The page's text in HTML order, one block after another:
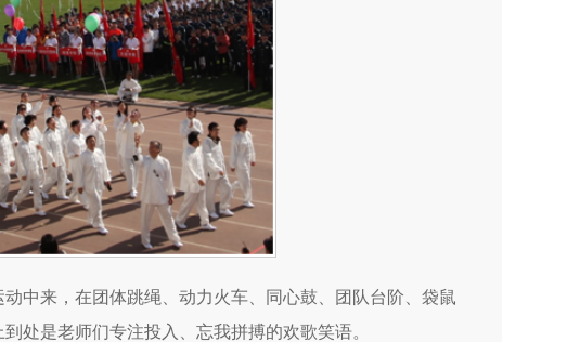
中来，在团体跳绳、动力火车、同心鼓、团队台阶、袋鼠
处是老师们专注投入、忘我拼搏的欢歌笑语。